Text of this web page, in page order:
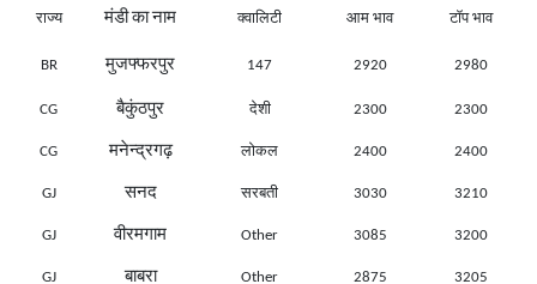
राज्य मंडी का नाम क्वालिटी आम भाव टॉप भाव
BR मुजफ्फरपुर 147 2920 2980
CG बैकुंठपुर देशी 2300 2300
CG मनेन्द्रगढ़ लोकल 2400 2400
GJ सनद सरबती 3030 3210
GJ वीरमगाम Other 3085 3200
GJ बाबरा Other 2875 3205